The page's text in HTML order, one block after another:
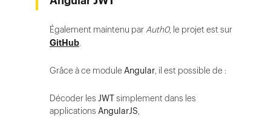
Également maintenu parAuth0, le projet est sur
GitHub.
Grâce à ce moduleAngular, il est possible de :
Décoder les JWTsimplement dans les
applications AngularJS,